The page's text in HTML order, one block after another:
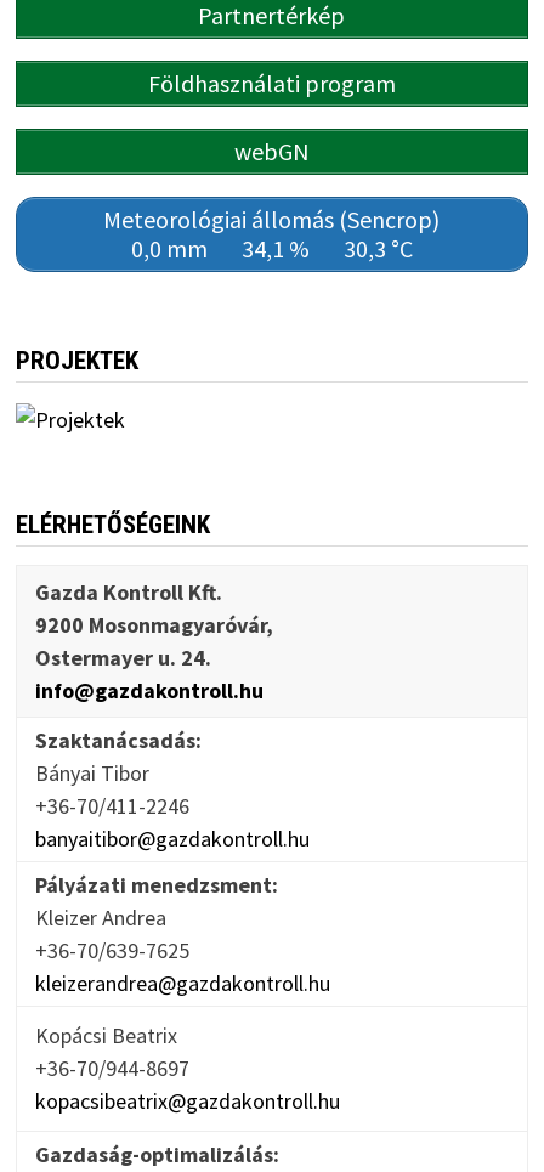
Partnertérkép
Földhasználati program
webGN
Meteorológiai állomás (Sencrop)
0,0 mm
34,1 % 30,3 °C
PROJEKTEK
ELÉRHETŐSÉGEINK
Gazda Kontroll Kft.
9200 Mosonmagyaróvár,
Ostermayer u. 24.
info@gazdakontroll.hu
Szaktanácsadás:
Bányai Tibor
+36-70/411-2246
banyaitibor@gazdakontroll.hu
Pályázati menedzsment:
Kleizer Andrea
+36-70/639-7625
kleizerandrea@gazdakontroll.hu
Kopácsi Beatrix
+36-70/944-8697
kopacsibeatrix@gazdakontroll.hu
Gazdaság-optimalizálás: